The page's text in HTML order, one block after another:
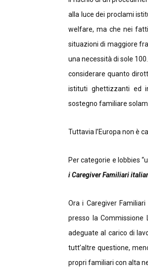
alla luce dei proclami
welfare, ma che nei
situazioni di maggiore
una necessità di sole
considerare quanto
istituti ghettizzanti ed
sostegno familiare
Tuttavia l’Europa non è
Per categorie e lobbies
i Caregiver Familiari
Ora i Caregiver
presso la
adeguate al carico di
tutt’altre questione,
propri familiari con alta